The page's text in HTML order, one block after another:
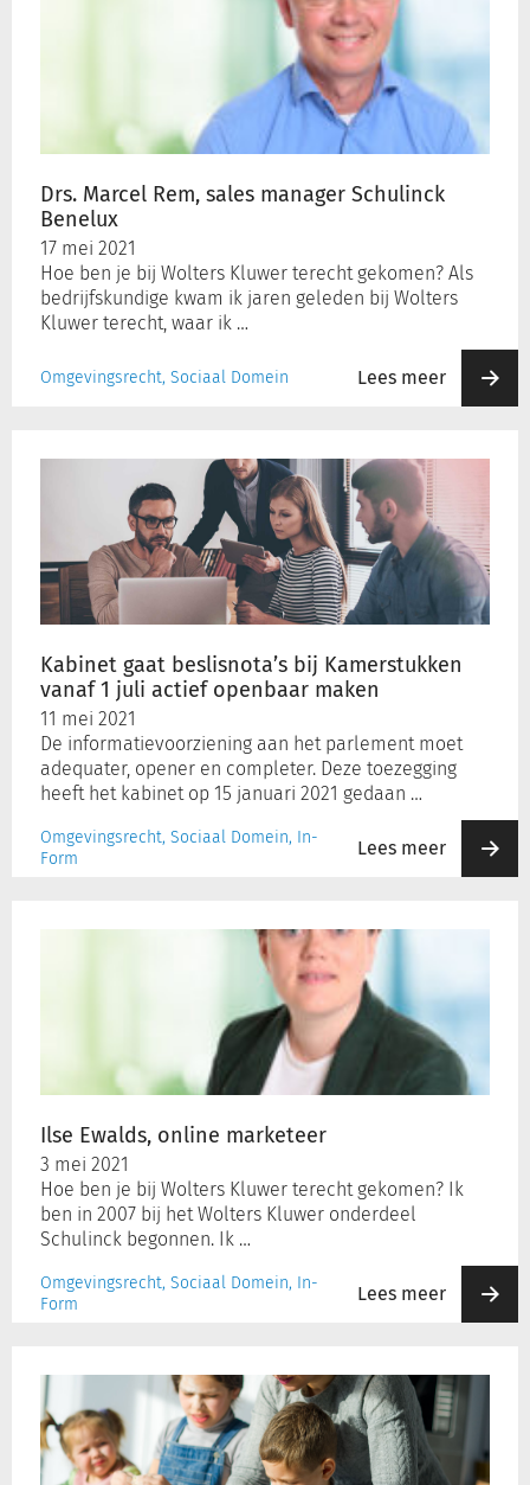
Drs. Marcel Rem, sales manager Schulinck
Benelux
17 mei 2021
Hoe ben je bij Wolters Kluwer terecht gekomen? Als
bedrijfskundige kwam ik jaren geleden bij Wolters
Kluwer terecht, waar ik …
Omgevingsrecht, Sociaal Domein Lees meer
Kabinet gaat beslisnota’s bij Kamerstukken
vanaf 1 juli actief openbaar maken
11 mei 2021
De informatievoorziening aan het parlement moet
adequater, opener en completer. Deze toezegging
heeft het kabinet op 15 januari 2021 gedaan …
Omgevingsrecht, Sociaal Domein, In-
Form
Lees meer
Kamerstukken
vanaf
actief
openbaar
maken
Ilse Ewalds, online marketeer
3 mei 2021
Hoe ben je bij Wolters Kluwer terecht gekomen? Ik
ben in 2007 bij het Wolters Kluwer onderdeel
Schulinck begonnen. Ik …
Omgevingsrecht, Sociaal Domein, In-
Form
Lees meer
voor
gedupeerden
toeslagenaffaire